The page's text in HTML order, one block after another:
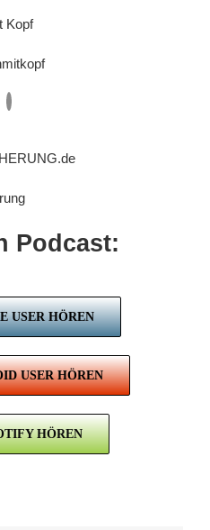
Kopf
Podcast:
USER HÖREN
USER HÖREN
HÖREN